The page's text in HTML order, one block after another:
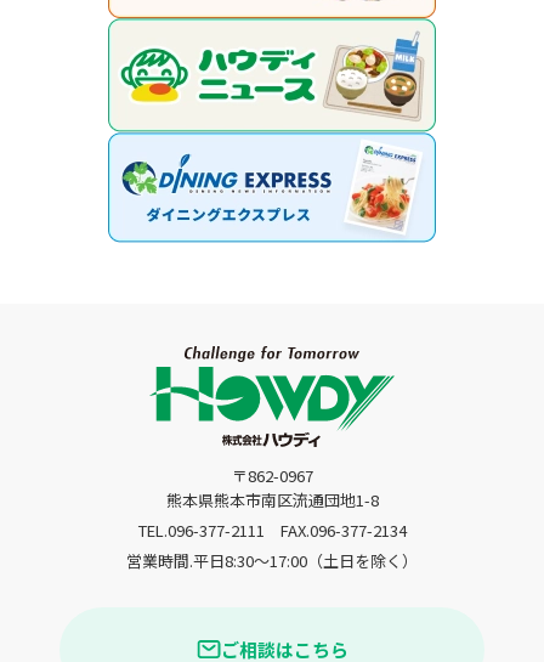
〒862-0967
熊本県熊本市南区流通団地1-8
TEL.096-377-2111
FAX.096-377-2134
営業時間.平日8:30〜17:00（土日を除く）
ご相談はこちら